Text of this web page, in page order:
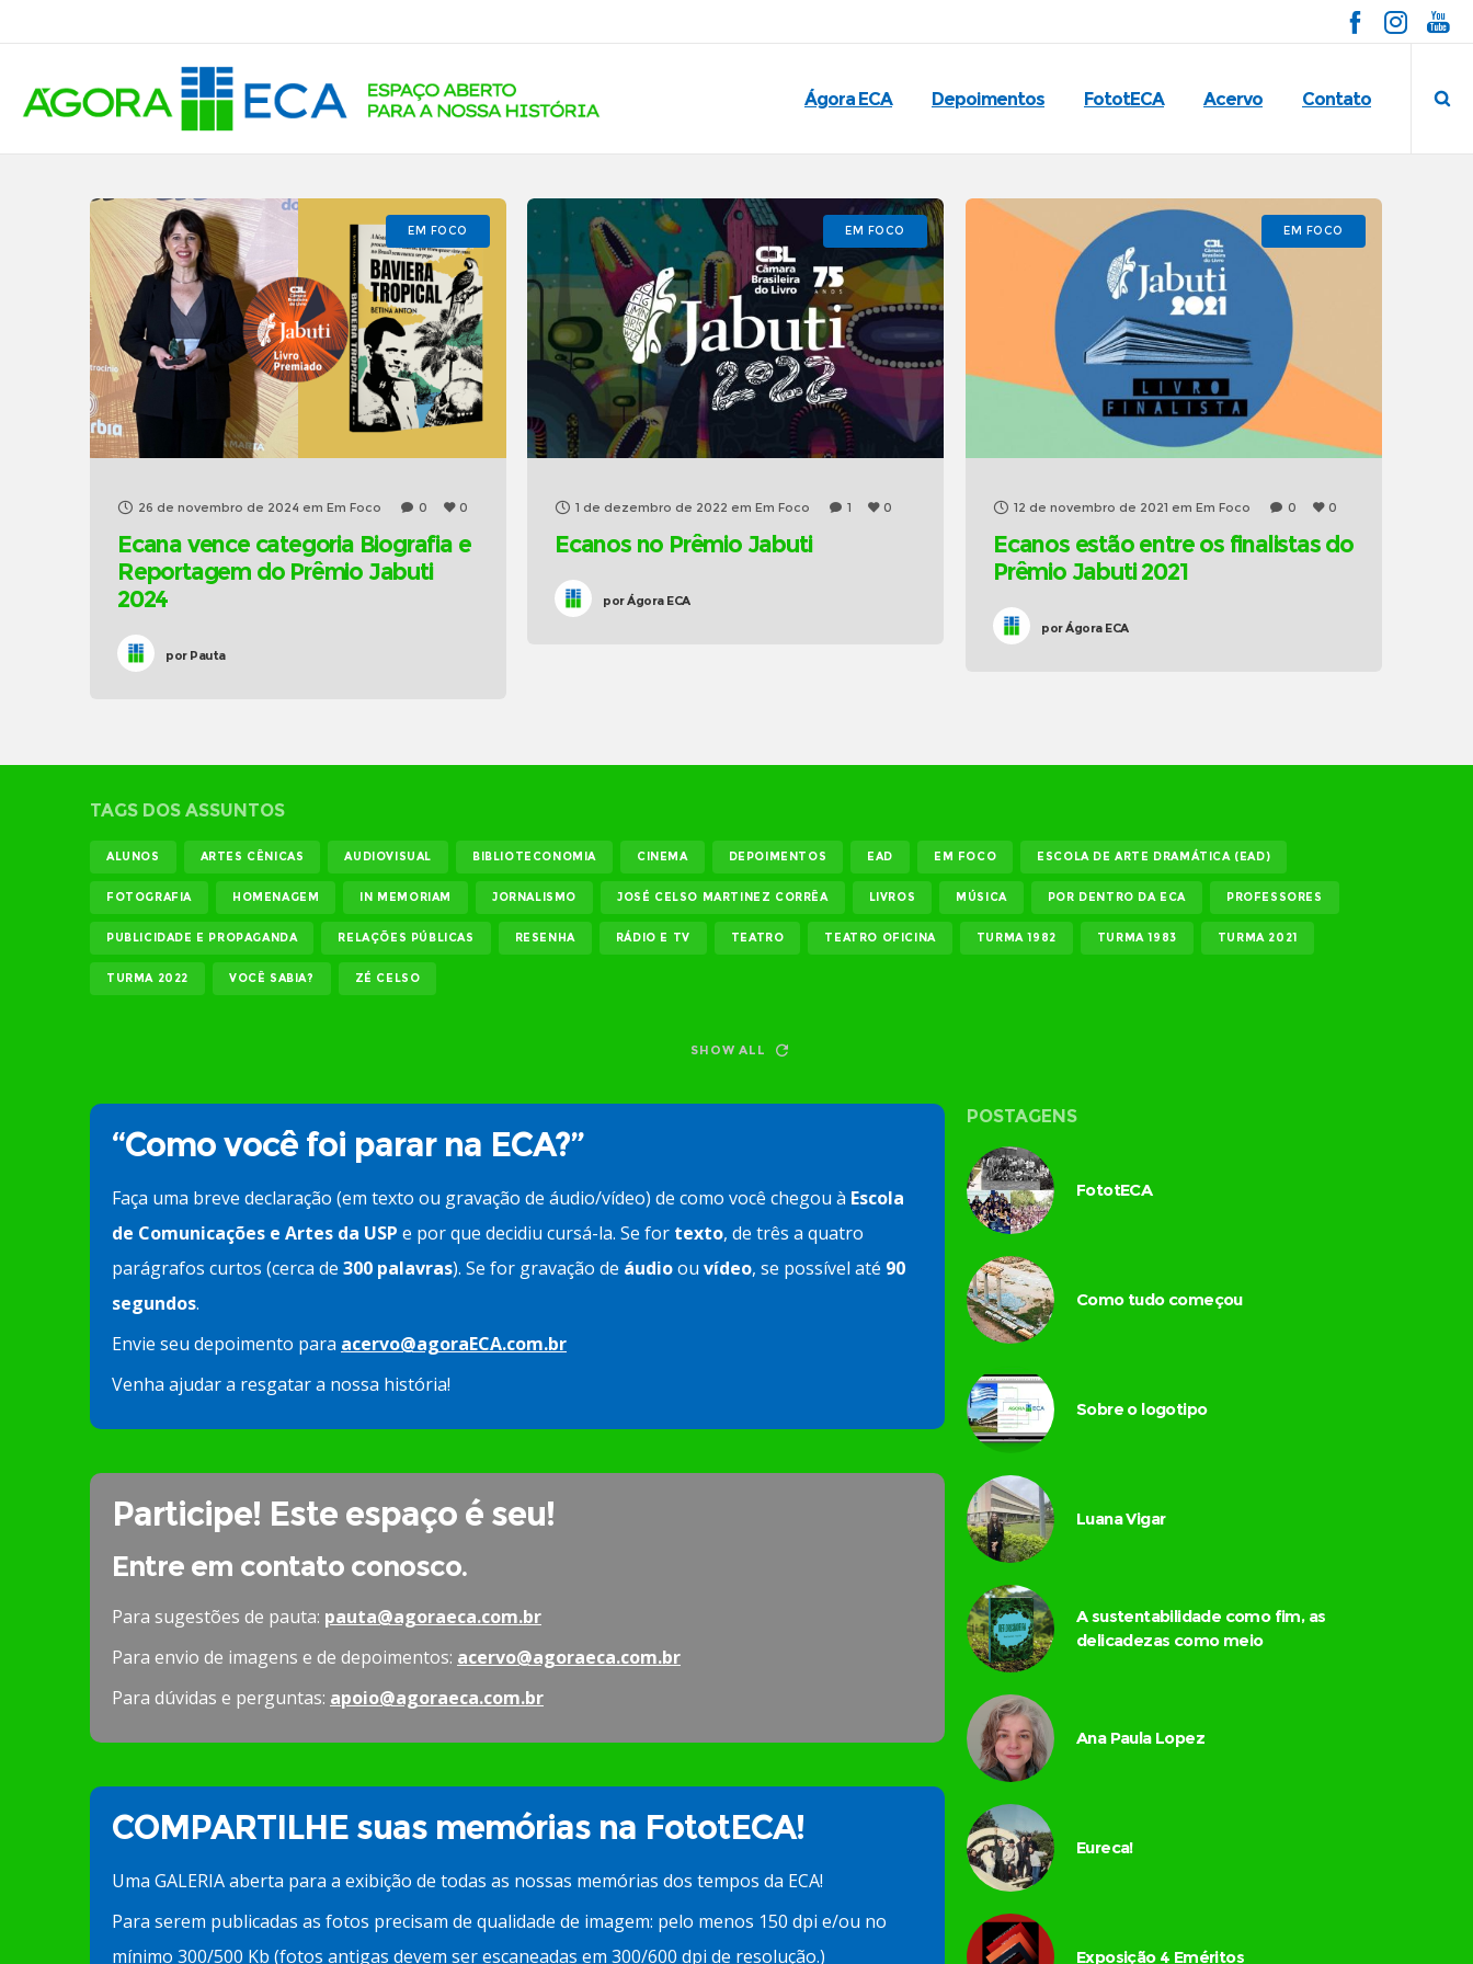
Ágora ECA Depoimentos FototECA Acervo Contato
EM FOCO
26 de novembro de 2024 em Em Foco 0 0
Ecana vence categoria Biografia e
Reportagem do Prêmio Jabuti
2024
porPauta
EM FOCO
1 de dezembro de 2022 em Em Foco 1 0
Ecanos no Prêmio Jabuti
porÁgora ECA
EM FOCO
12 de novembro de 2021 em Em Foco 0 0
Ecanos estão entre os finalistas do
Prêmio Jabuti 2021
porÁgora ECA
TAGS DOS ASSUNTOS
ALUNOS ARTES CÊNICAS AUDIOVISUAL BIBLIOTECONOMIA CINEMA DEPOIMENTOS EAD EM FOCO ESCOLA DE ARTE DRAMÁTICA (EAD)
FOTOGRAFIA HOMENAGEM IN MEMORIAM JORNALISMO JOSÉ CELSO MARTINEZ CORRÊA LIVROS MÚSICA POR DENTRO DA ECA PROFESSORES
PUBLICIDADE E PROPAGANDA RELAÇÕES PÚBLICAS RESENHA RÁDIO E TV TEATRO TEATRO OFICINA TURMA 1982 TURMA 1983 TURMA 2021
TURMA 2022 VOCÊ SABIA? ZÉ CELSO
SHOW ALL
“Como você foi parar na ECA?”
Faça uma breve declaração (em texto ou gravação de áudio/vídeo) de como você chegou à Escola
de Comunicações e Artes da USP e por que decidiu cursá-la. Se for texto, de três a quatro
parágrafos curtos (cerca de 300 palavras). Se for gravação de áudioou vídeo, se possível até 90
segundos.
Envie seu depoimento para acervo@agoraECA.com.br
Venha ajudar a resgatar a nossa história!
Participe! Este espaço é seu!
Entre em contato conosco.
Para sugestões de pauta: pauta@agoraeca.com.br
Para envio de imagens e de depoimentos: acervo@agoraeca.com.br
Para dúvidas e perguntas: apoio@agoraeca.com.br
COMPARTILHE suas memórias na FototECA!
Uma GALERIA aberta para a exibição de todas as nossas memórias dos tempos da ECA!
Para serem publicadas as fotos precisam de qualidade de imagem: pelo menos 150 dpi e/ou no
mínimo 300/500 Kb (fotos antigas devem ser escaneadas em 300/600 dpi de resolução.)
POSTAGENS
FototECA
Como tudo começou
Sobre o logotipo
Luana Vigar
A sustentabilidade como fim, as
delicadezas como meio
Ana Paula Lopez
Eureca!
Exposição 4 Eméritos